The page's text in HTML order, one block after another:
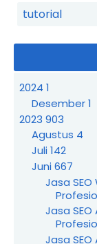
tutorial
2024 1
Desember1
2023 903
Agustus 4
Juli142
Juni667
Jasa
Jasa
Jasa